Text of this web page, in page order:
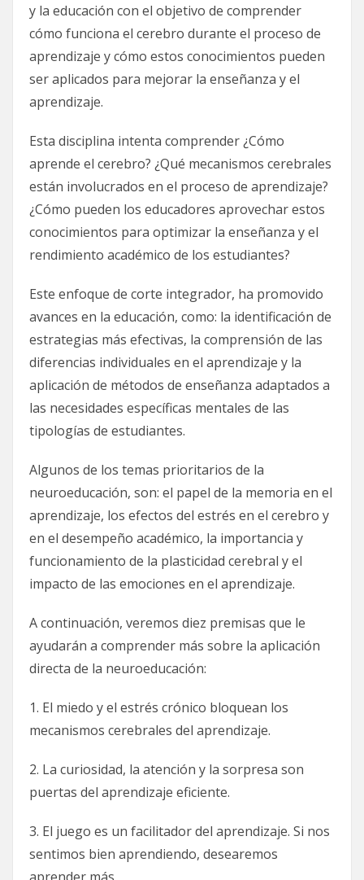
y la educación con el objetivo de comprender
cómo funciona el cerebro durante el proceso de
aprendizaje y cómo estos conocimientos pueden
ser aplicados para mejorar la enseñanza y el
aprendizaje.
Esta disciplina intenta comprender ¿Cómo
aprende el cerebro? ¿Qué mecanismos cerebrales
están involucrados en el proceso de aprendizaje?
¿Cómo pueden los educadores aprovechar estos
conocimientos para optimizar la enseñanza y el
rendimiento académico de los estudiantes?
Este enfoque de corte integrador, ha promovido
avances en la educación, como: la identificación de
estrategias más efectivas, la comprensión de las
diferencias individuales en el aprendizaje y la
aplicación de métodos de enseñanza adaptados a
las necesidades específicas mentales de las
tipologías de estudiantes.
Algunos de los temas prioritarios de la
neuroeducación, son: el papel de la memoria en el
aprendizaje, los efectos del estrés en el cerebro y
en el desempeño académico, la importancia y
funcionamiento de la plasticidad cerebral y el
impacto de las emociones en el aprendizaje.
A continuación, veremos diez premisas que le
ayudarán a comprender más sobre la aplicación
directa de la neuroeducación:
1. El miedo y el estrés crónico bloquean los
mecanismos cerebrales del aprendizaje.
2. La curiosidad, la atención y la sorpresa son
puertas del aprendizaje eficiente.
3. El juego es un facilitador del aprendizaje. Si nos
sentimos bien aprendiendo, desearemos